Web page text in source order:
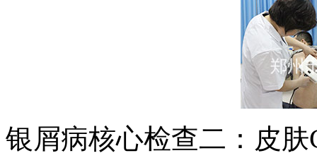
银屑病核心检查二：皮肤